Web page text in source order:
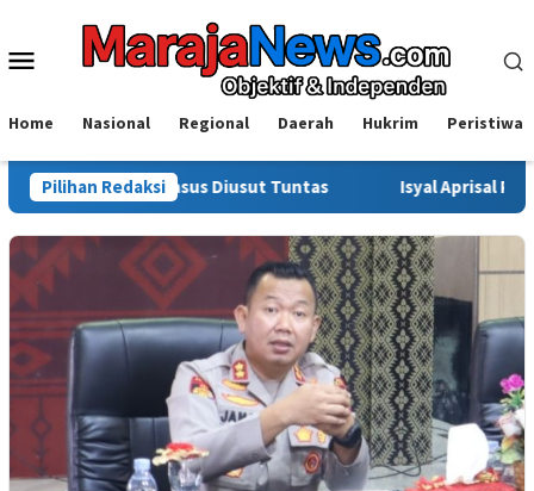
konten
Menu
Home Nasional Regional Daerah Hukrim Peristiwa
Pilihan Redaksi
Kasus Diusut Tuntas Isyal Aprisal Pemuda Sinjai